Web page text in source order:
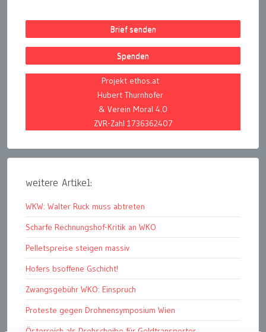
Brief senden
Spenden
Projekt ethos.at
Hubert Thurnhofer
& Verein Moral 4.0
ZVR-Zahl 1736362407
weitere Artikel:
WKW: Walter Ruck muss abtreten
Scharfe Rechnungshof-Kritik an WKO
Pelletspreise steigen massiv
Hofers bsoffene Gschicht!
Zwangsgebühr WKO: Einspruch
Proteste gegen Drohnensymposium Wien